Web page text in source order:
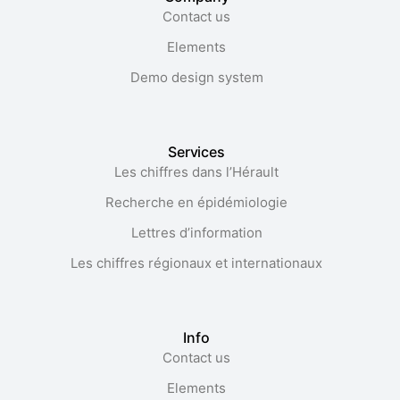
Contact us
Elements
Demo design system
Services
Les chiffres dans l’Hérault​
Recherche en épidémiologie
Lettres d’information
Les chiffres régionaux et internationaux
Info
Contact us
Elements